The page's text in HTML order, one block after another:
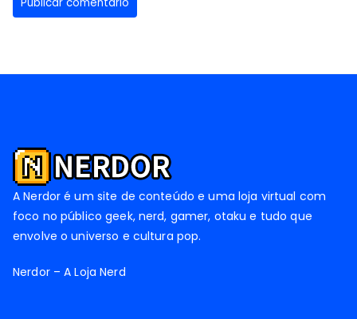
A Nerdor é um site de conteúdo e uma loja virtual com
foco no público geek, nerd, gamer, otaku e tudo que
envolve o universo e cultura pop.
Nerdor – A Loja Nerd